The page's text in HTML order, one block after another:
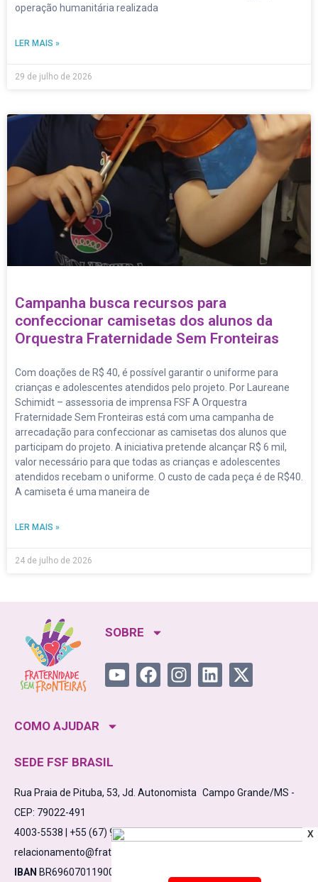
operação humanitária realizada
LER MAIS »
29 de julho de 2026
Campanha busca recursos para
confeccionar camisetas dos alunos da
Orquestra Fraternidade Sem Fronteiras
Com doações de R$ 40, é possível garantir o uniforme para
crianças e adolescentes atendidos pelo projeto. Por Laureane
Schimidt – assessoria de imprensa FSF A Orquestra
Fraternidade Sem Fronteiras está com uma campanha de
arrecadação para confeccionar as camisetas dos alunos que
participam do projeto. A iniciativa pretende alcançar R$ 6 mil,
valor necessário para que todas as crianças e adolescentes
atendidos recebam o uniforme. O custo de cada peça é de R$40.
A camiseta é uma maneira de
LER MAIS »
24 de julho de 2026
SOBRE
COMO AJUDAR
SEDE FSF BRASIL
Rua Praia de Pituba, 53, Jd. Autonomista Campo Grande/MS -
CEP: 79022-491
4003-5538 | +55 (67) 98475-5638
relacionamento@fraternidadesemfronteiras.org.br
IBAN BR6960701190000910000532861C1
X